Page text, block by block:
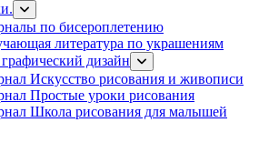
по бисероплетению
литература по украшениям
дизайн
Искусство рисования и живописи
Простые уроки рисования
Школа рисования для малышей